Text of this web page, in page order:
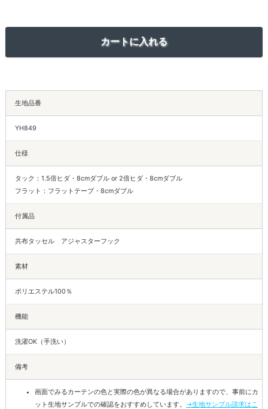
生地品番
YH849
仕様
タック：1.5倍ヒダ・8cmダブル or 2倍ヒダ・8cmダブル
フラット：フラットテープ・8cmダブル
付属品
共布タッセル アジャスターフック
素材
ポリエステル100％
機能
洗濯OK（手洗い）
備考
画面でみるカーテンの色と実際の色が異なる場合がありますので、事前にカ
ット生地サンプルでの確認をおすすめしています。 →生地サンプル請求はこ